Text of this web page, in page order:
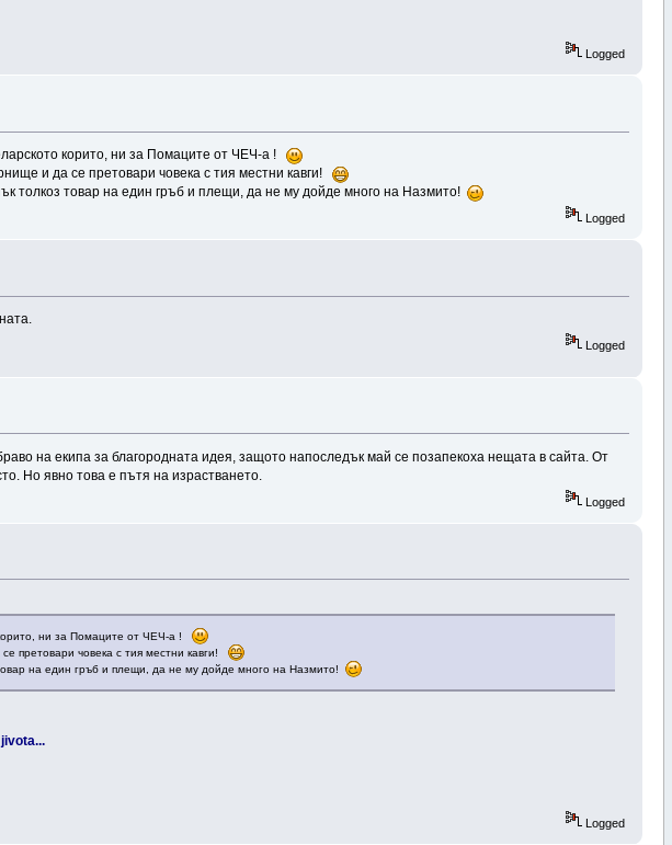
Logged
корито, ни за Помаците от ЧЕЧ-а !
и да се претовари човека с тия местни кавги!
толкоз товар на един гръб и плещи, да не му дойде много на Назмито!
Logged
Logged
на екипа за благородната идея, защото напоследък май се позапекоха нещата в сайта. От
Но явно това е пътя на израстването.
Logged
корито, ни за Помаците от ЧЕЧ-а !
претовари човека с тия местни кавги!
на един гръб и плещи, да не му дойде много на Назмито!
Logged